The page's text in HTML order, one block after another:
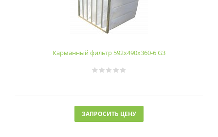
Карманный фильтр 592х490х360-6 G3
ЗАПРОСИТЬ ЦЕНУ